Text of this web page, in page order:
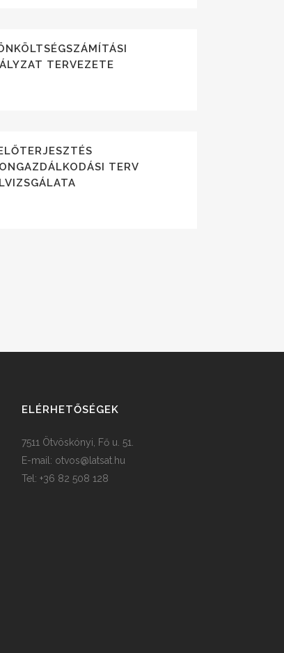
TERVEZETE
TERV
ELÉRHETŐSÉGEK
7511 Ötvöskónyi, Fő u. 51.
E-mail: otvos@latsat.hu
Tel: +36 82 508 128